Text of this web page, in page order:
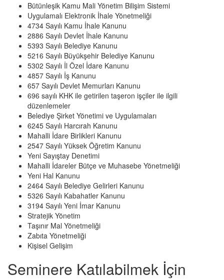
Bütünleşik Kamu Mali Yönetim Bilişim Sistemi
Uygulamalı Elektronik İhale Yönetmeliği
4734 Sayılı Kamu İhale Kanunu
2886 Sayılı Devlet İhale Kanunu
5393 Sayılı Belediye Kanunu
5216 Sayılı Büyükşehir Belediye Kanunu
5302 Sayılı İl Özel İdare Kanunu
4857 Sayılı İş Kanunu
657 Sayılı Devlet Memurları Kanunu
696 sayılı KHK ile getirilen taşeron işçiler ile ilgili
düzenlemeler
Belediye Şirket Yönetimi ve Uygulamaları
6245 Sayılı Harcırah Kanunu
Mahalli İdare Birlikleri Kanunu
2547 Sayılı Yüksek Öğretim Kanunu
Yeni Sayıştay Denetimi
Mahalli İdareler Bütçe ve Muhasebe Yönetmeliği
Yeni Hal Kanunu
2464 Sayılı Belediye Gelirleri Kanunu
5326 Sayılı Kabahatler Kanunu
3194 Sayılı Yeni İmar Kanunu
Stratejik Yönetim
Taşınır Mal Yönetmeliği
Zabıta Yönetmeliği
Kişisel Gelişim
Seminere Katılabilmek İçin